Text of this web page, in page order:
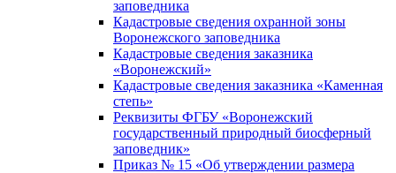
заповедника
Кадастровые сведения охранной зоны
Воронежского заповедника
Кадастровые сведения заказника
«Воронежский»
Кадастровые сведения заказника «Каменная
степь»
Реквизиты ФГБУ «Воронежский
государственный природный биосферный
заповедник»
Приказ № 15 «Об утверждении размера